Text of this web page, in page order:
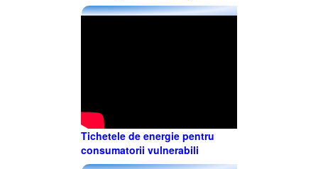
Tichetele de energie pentru
consumatorii vulnerabili